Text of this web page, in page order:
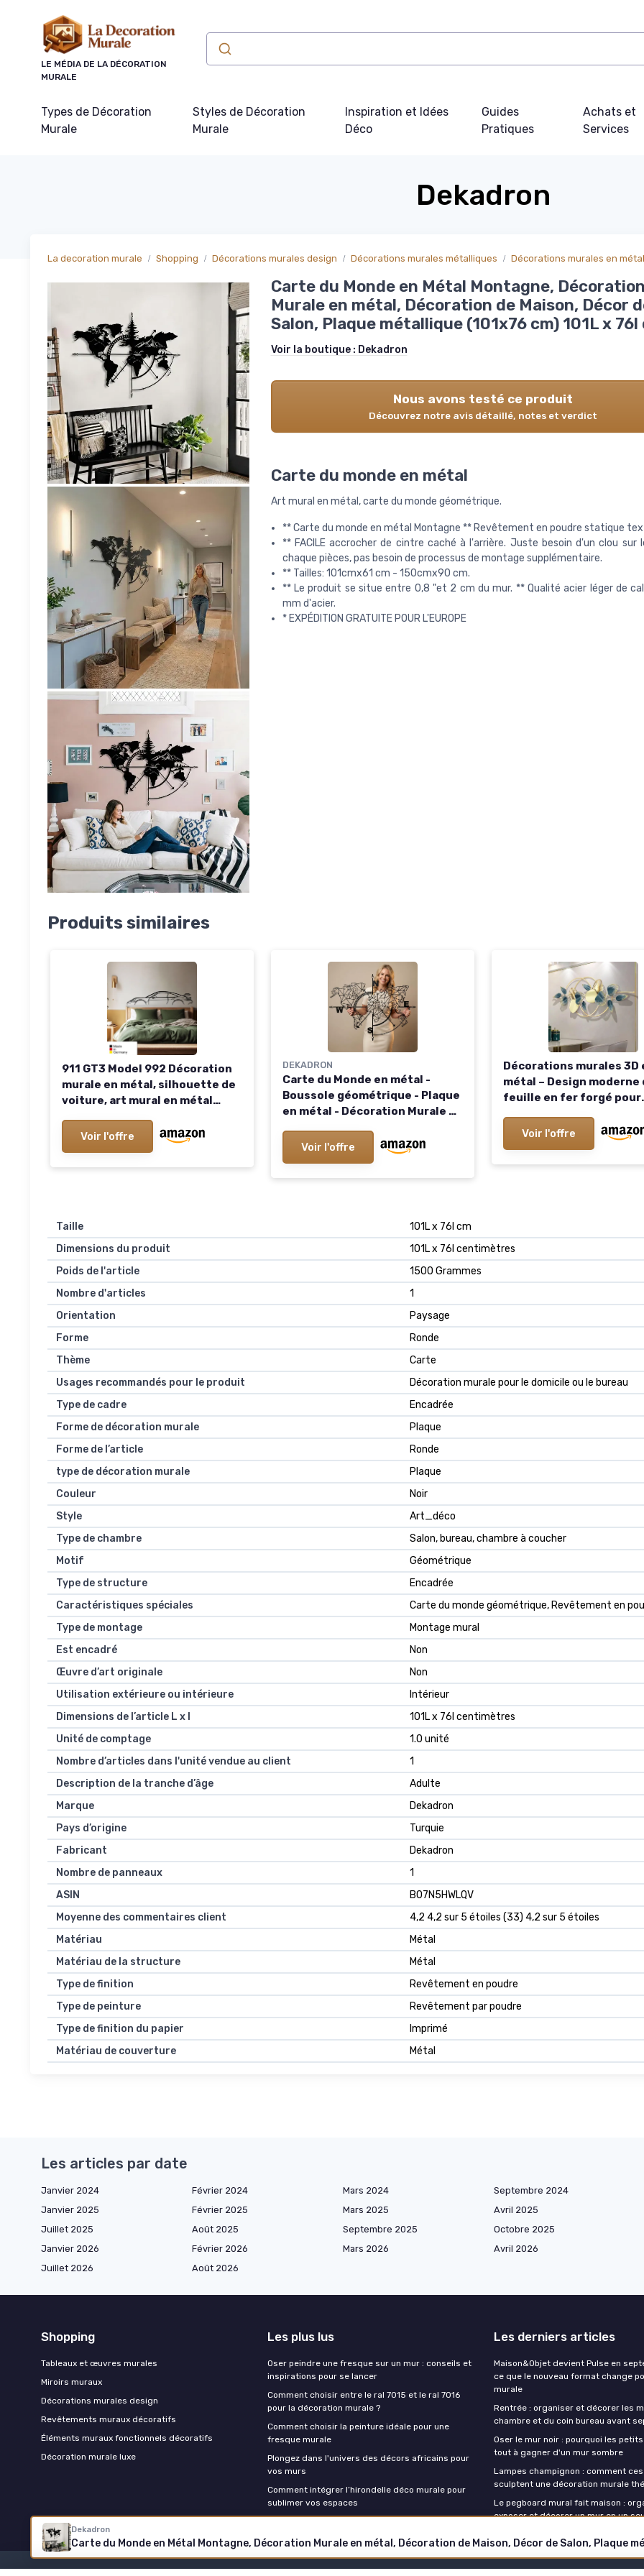
LE MÉDIA DE LA DÉCORATION
MURALE
Types de Décoration
Murale
Styles de Décoration
Murale
Inspiration et Idées
Déco
Guides
Pratiques
Achats et
Services
Dekadron
La decoration murale Shopping Décorations murales design Décorations murales métalliques Décorations murales en métal
Carte du Monde en Métal Montagne, Décoration
Murale en métal, Décoration de Maison, Décor
Salon, Plaque métallique (101x76 cm) 101L x 76l
Voir la boutique : Dekadron
Nous avons testé ce produit
Découvrez notre avis détaillé, notes et verdict
Carte du monde en métal
Art mural en métal, carte du monde géométrique.
** Carte du monde en métal Montagne ** Revêtement en poudre statique
** FACILE accrocher de cintre caché à l'arrière. Juste besoin d'un clou sur
chaque pièces, pas besoin de processus de montage supplémentaire.
** Tailles: 101cmx61 cm - 150cmx90 cm.
** Le produit se situe entre 0,8 "et 2 cm du mur. ** Qualité acier léger de
mm d'acier.
* EXPÉDITION GRATUITE POUR L'EUROPE
Produits similaires
911 GT3 Model 992 Décoration
murale en métal, silhouette de
voiture, art mural en métal
cm (54")
Voir l'offre
DEKADRON
Carte du Monde en métal -
Boussole géométrique - Plaque
en métal - Décoration Murale en
Voir l'offre
Décorations murales 3D
métal – Design moderne
feuille en fer forgé pour
mural unique pour la
mural floral
Voir l'offre
Taille
101L x 76l cm
Dimensions du produit
101L x 76l centimètres
Poids de l'article
1500 Grammes
Nombre d'articles
1
Orientation
Paysage
Forme
Ronde
Thème
Carte
Usages recommandés pour le produit
Décoration murale pour le domicile ou le bureau
Type de cadre
Encadrée
Forme de décoration murale
Plaque
Forme de l’article
Ronde
type de décoration murale
Plaque
Couleur
Noir
Style
Art_déco
Type de chambre
Salon, bureau, chambre à coucher
Motif
Géométrique
Type de structure
Encadrée
Caractéristiques spéciales
Carte du monde géométrique, Revêtement en
Type de montage
Montage mural
Est encadré
Non
Œuvre d’art originale
Non
Utilisation extérieure ou intérieure
Intérieur
Dimensions de l’article L x l
101L x 76l centimètres
Unité de comptage
1.0 unité
Nombre d’articles dans l'unité vendue au client
1
Description de la tranche d’âge
Adulte
Marque
Dekadron
Pays d’origine
Turquie
Fabricant
Dekadron
Nombre de panneaux
1
ASIN
B07N5HWLQV
Moyenne des commentaires client
4,2 4,2 sur 5 étoiles (33) 4,2 sur 5 étoiles
Matériau
Métal
Matériau de la structure
Métal
Type de finition
Revêtement en poudre
Type de peinture
Revêtement par poudre
Type de finition du papier
Imprimé
Matériau de couverture
Métal
Dekadron
Les articles par date
Janvier 2024 Février 2024 Mars 2024 Septembre 2024
Janvier 2025
Février 2025 Mars 2025 Avril 2025
Juillet 2025
Août 2025 Septembre 2025 Octobre 2025
Janvier 2026
Février 2026 Mars 2026 Avril 2026
Juillet 2026
Août 2026
Shopping
Tableaux et œuvres murales
Miroirs muraux
Décorations murales design
Revêtements muraux décoratifs
Éléments muraux fonctionnels décoratifs
Décoration murale luxe
Les plus lus
Oser peindre une fresque sur un mur : conseils et
inspirations pour se lancer
Comment choisir entre le ral 7015 et le ral 7016
pour la décoration murale ?
Comment choisir la peinture idéale pour une
fresque murale
Plongez dans l'univers des décors africains pour
vos murs
Comment intégrer l’hirondelle déco murale pour
sublimer vos espaces
Les derniers articles
Maison&Objet devient Pulse en
ce que le nouveau format change
murale
Rentrée : organiser et décorer les
chambre et du coin bureau avant
Oser le mur noir : pourquoi les
tout à gagner d'un mur sombre
Lampes champignon : comment
sculptent une décoration murale
Le pegboard mural fait maison :
exposer et décorer un mur en un